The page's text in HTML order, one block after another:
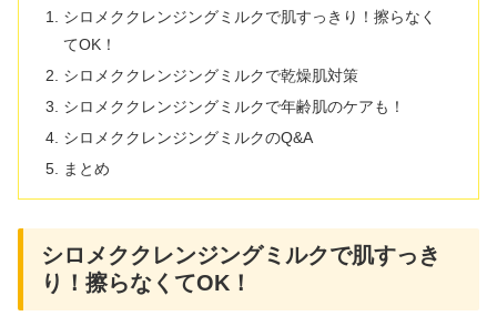
シロメククレンジングミルクで肌すっきり！擦らなく
てOK！
シロメククレンジングミルクで乾燥肌対策
シロメククレンジングミルクで年齢肌のケアも！
シロメククレンジングミルクのQ&A
まとめ
シロメククレンジングミルクで肌すっき
り！擦らなくてOK！